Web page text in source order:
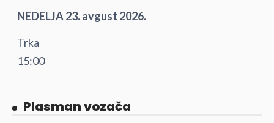
NEDELJA 23. avgust 2026.
Trka
15:00
Plasman vozača